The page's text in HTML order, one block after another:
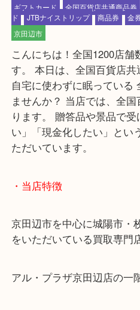
公開日:2026/02/09 最終更新日
京田辺市で商品券の買取りは当店へ！
ギフトカード
全国百貨店共通商
ド JTBナイストリップ 商品券
京田辺市
こんにちは！全国1200
す。 本日は、全国百貨
自宅に使わずに眠ってい
ります。 贈答品や景品
ただいています。